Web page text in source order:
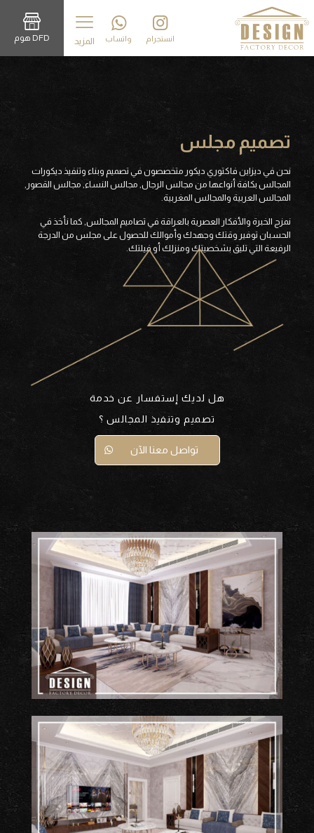
انستجرام واتساب المزيد DFD هوم
تصميم مجلس
نحن في ديزاين فاكتوري ديكور متخصصون في تصميم وبناء وتنفيذ ديكورات
المجالس بكافة أنواعها من مجالس الرجال, مجالس النساء, مجالس القصور,
المجالس العربية والمجالس المغربية.
نمزج الخبرة والأفكار العصرية بالعراقة في تصاميم المجالس, كما نأخذ في
الحسبان توفير وقتك وجهدك وأموالك للحصول على مجلس من الدرجة
الرفيعة التي تليق بشخصيتك ومنزلك أو فيلتك.
هل لديك إستفسار عن خدمة
تصميم وتنفيذ المجالس ؟
تواصل معنا الآن